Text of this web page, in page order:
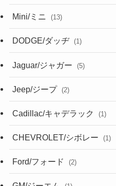
Mini/ミニ (13)
DODGE/ダッヂ (1)
Jaguar/ジャガー (5)
Jeep/ジープ (2)
Cadillac/キャデラック (1)
CHEVROLET/シボレー (1)
Ford/フォード (2)